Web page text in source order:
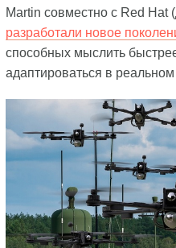
Martin совместно с Red Hat
разработали новое
способных мыслить
адаптироваться в